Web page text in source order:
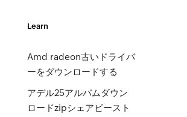
Learn
Amd radeon古いドライバ
ーをダウンロードする
アデル25アルバムダウン
ロードzipシェアビースト